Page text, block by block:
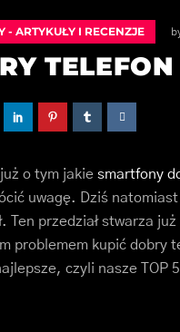
- ARTYKUŁY I RECENZJE
o tym jakie smartfony
uwagę. Dziś
Ten przedział stwarza
problemem kupić dobry
czyli nasze TOP